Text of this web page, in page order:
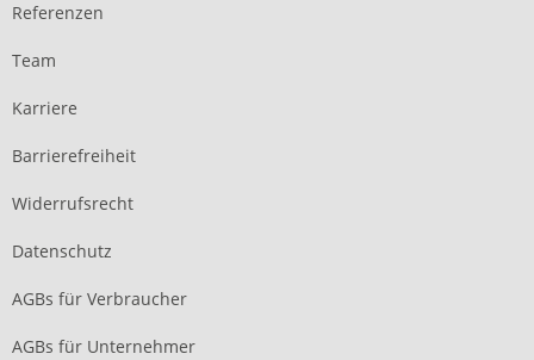
Referenzen
Team
Karriere
Barrierefreiheit
Widerrufsrecht
Datenschutz
AGBs für Verbraucher
AGBs für Unternehmer